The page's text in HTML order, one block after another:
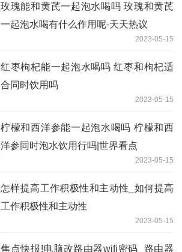
玫瑰能和黄芪一起泡水喝吗 玫瑰和黄芪
一起泡水喝有什么作用呢-天天热议
2023-05-15
红枣枸杞能一起泡水喝吗 红枣和枸杞适
合同时饮用吗
2023-05-15
柠檬和西洋参能一起泡水喝吗 柠檬和西
洋参同时泡水饮用行吗|世界看点
2023-05-15
怎样提高工作积极性和主动性_如何提高
工作积极性和主动性
2023-05-15
焦点快报!电脑改路由器wifi密码_路由器